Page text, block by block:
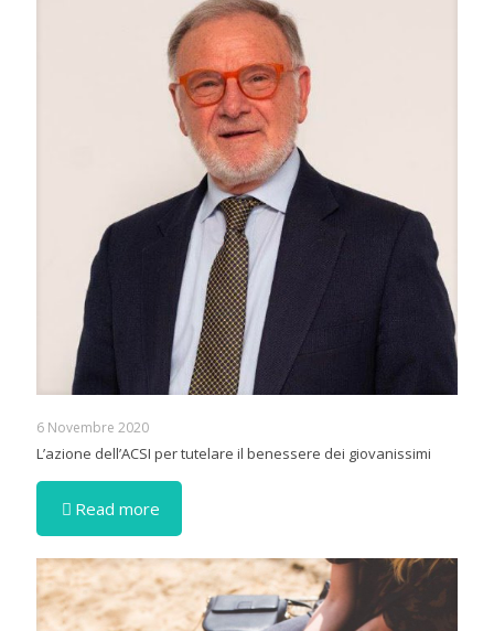
6 Novembre 2020
L’azione dell’ACSI per tutelare il benessere dei giovanissimi
Read more